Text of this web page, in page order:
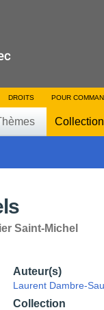
DROITS POUR
Saint-Michel
Auteur(s)
Laurent Dambre-
Collection